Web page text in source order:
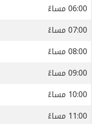
06:00 مساءً
07:00 مساءً
08:00 مساءً
09:00 مساءً
10:00 مساءً
11:00 مساءً